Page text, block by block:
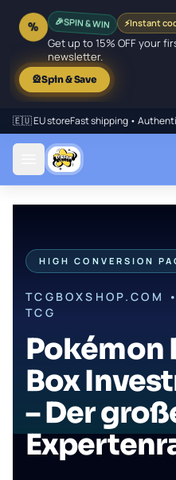
% 🎉SPIN & WIN ⚡Instant
Get up to 15% OFF your
newsletter.
🎡Spin & Save
🇪🇺 EU storeFast shipping •
HIGH CONVERSION
TCGBOXSHOP.COM
TCG
Pokémon
Box
– Der